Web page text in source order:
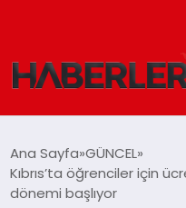
EKONOMI
Ana Sayfa GÜNCEL
Kıbrıs’ta öğrenciler için
dönemi başlıyor